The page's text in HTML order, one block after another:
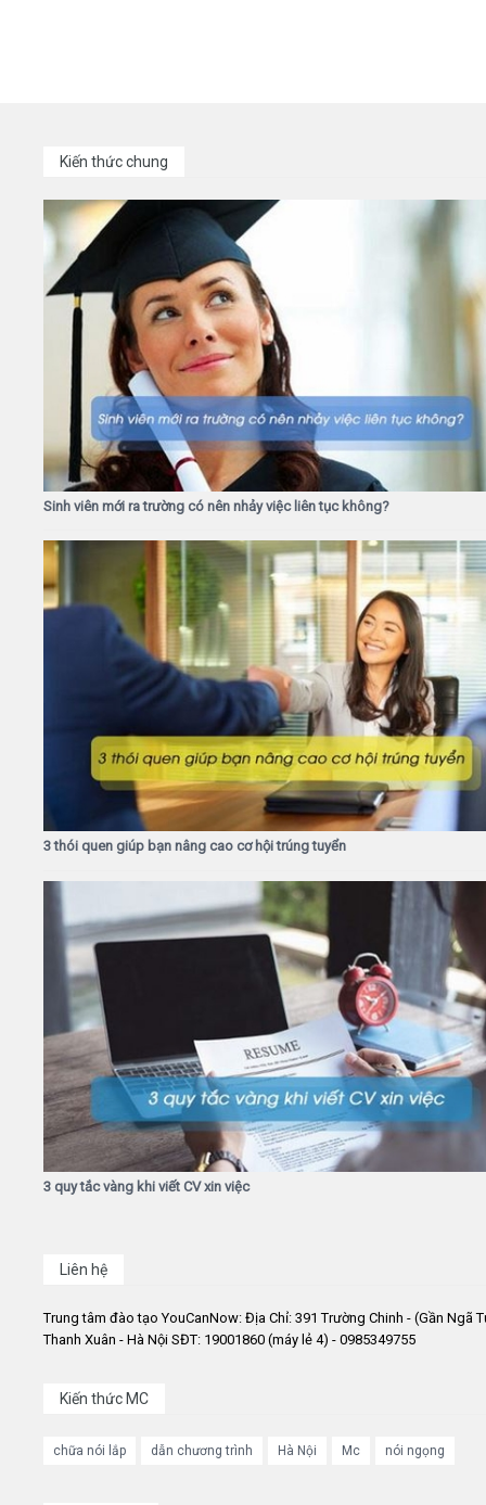
Kiến thức chung
Sinh viên mới ra trường có nên nhảy việc liên tục không?
3 thói quen giúp bạn nâng cao cơ hội trúng tuyển
3 quy tắc vàng khi viết CV xin việc
Liên hệ
Trung tâm đào tạo YouCanNow: Địa Chỉ: 391 Trường Chinh - (Gần Ngã
Thanh Xuân - Hà Nội SĐT: 19001860 (máy lẻ 4) - 0985349755
Kiến thức MC
chữa nói lắp dẫn chương trình Hà Nội Mc nói ngọng